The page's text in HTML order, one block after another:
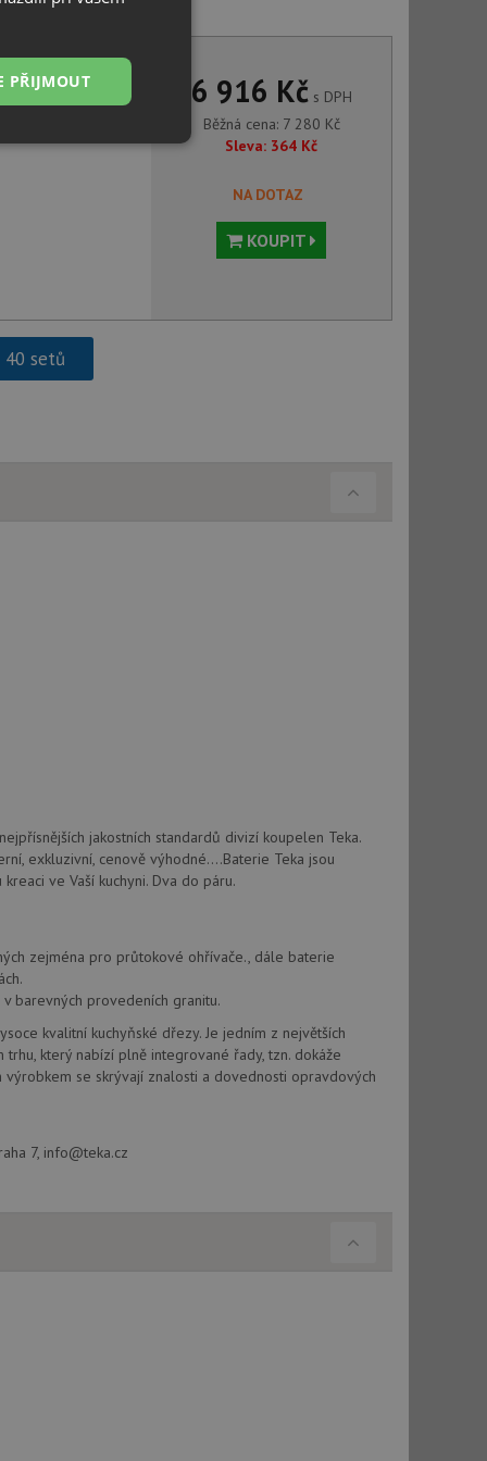
ARK 938 CR chrom
6 916 Kčs DPH
Běžná cena: 7 280 Kč
Sleva: 364 Kč
NA DOTAZ
KOUPIT
40 setů
jakostních standardů divizí koupelen Teka.
exkluzivní, cenově výhodné....Baterie Teka jsou
ve Vaší kuchyni. Dva do páru.
zejména pro průtokové ohřívače., dále baterie
barevných provedeních granitu.
kvalitní kuchyňské dřezy. Je jedním z největších
který nabízí plně integrované řady, tzn. dokáže
výrobkem se skrývají znalosti a dovednosti opravdových
7, info@teka.cz
PŘIJMOUT
Nezařazené
soubory
účtu. Webové
Tento soubor
náhodně
požadavku
a
relace.
uživatele a
Zaznamenává
ochrany
že jejich
Doubleclick a
používá
koncový uživatel
ale pokud je
DoubleClick
vložená do